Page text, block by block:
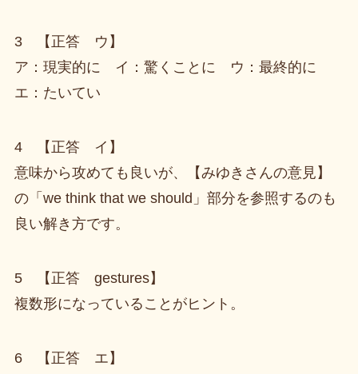
3 【正答 ウ】
ア：現実的に イ：驚くことに ウ：最終的に
エ：たいてい
4 【正答 イ】
意味から攻めても良いが、【みゆきさんの意見】
の「we think that we should」部分を参照するのも
良い解き方です。
5 【正答 gestures】
複数形になっていることがヒント。
6 【正答 エ】